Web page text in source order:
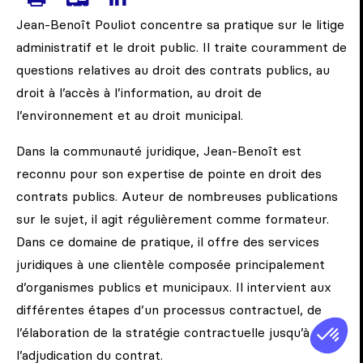
IMPRIMER LA PAGE DE POULIOT,
TÉLÉCHARGER LA CARTE
VISITEZ LA PAGE
Jean-Benoît Pouliot concentre sa pratique sur le litige
administratif et le droit public. Il traite couramment de
questions relatives au droit des contrats publics, au
droit à l’accès à l’information, au droit de
l’environnement et au droit municipal.
Dans la communauté juridique, Jean-Benoît est
reconnu pour son expertise de pointe en droit des
contrats publics. Auteur de nombreuses publications
sur le sujet, il agit régulièrement comme formateur.
Dans ce domaine de pratique, il offre des services
juridiques à une clientèle composée principalement
d’organismes publics et municipaux. Il intervient aux
différentes étapes d’un processus contractuel, de
l’élaboration de la stratégie contractuelle jusqu’à
l’adjudication du contrat.